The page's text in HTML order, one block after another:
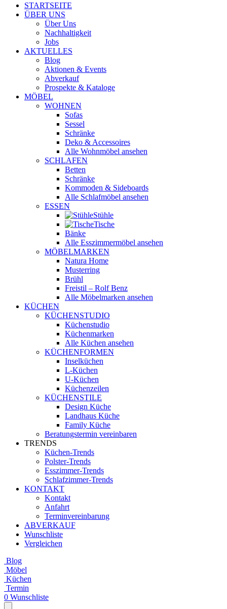
STARTSEITE
ÜBER UNS
Über Uns
Nachhaltigkeit
Jobs
AKTUELLES
Blog
Aktionen & Events
Abverkauf
Prospekte & Kataloge
MÖBEL
WOHNEN
Sofas
Sessel
Schränke
Deko & Accessoires
Alle Wohnmöbel ansehen
SCHLAFEN
Betten
Schränke
Kommoden & Sideboards
Alle Schlafmöbel ansehen
ESSEN
Stühle
Tische
Bänke
Alle Esszimmermöbel ansehen
MÖBELMARKEN
Natura Home
Musterring
Brühl
Freistil – Rolf Benz
Alle Möbelmarken ansehen
KÜCHEN
KÜCHENSTUDIO
Küchenstudio
Küchenmarken
Alle Küchen ansehen
KÜCHENFORMEN
Inselküchen
L-Küchen
U-Küchen
Küchenzeilen
KÜCHENSTILE
Design Küche
Landhaus Küche
Family Küche
Beratungstermin vereinbaren
TRENDS
Küchen-Trends
Polster-Trends
Esszimmer-Trends
Schlafzimmer-Trends
KONTAKT
Kontakt
Anfahrt
Terminvereinbarung
ABVERKAUF
Wunschliste
Vergleichen
Blog
Möbel
Küchen
Termin
0 Wunschliste